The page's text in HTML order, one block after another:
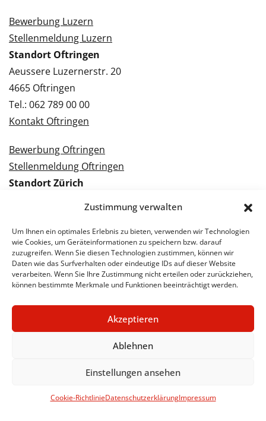
Zustimmung verwalten
Um Ihnen ein optimales Erlebnis zu bieten, verwenden wir Technologien
wie Cookies, um Geräteinformationen zu speichern bzw. darauf
zuzugreifen. Wenn Sie diesen Technologien zustimmen, können wir
Daten wie das Surfverhalten oder eindeutige IDs auf dieser Website
verarbeiten. Wenn Sie Ihre Zustimmung nicht erteilen oder zurückziehen,
können bestimmte Merkmale und Funktionen beeinträchtigt werden.
Akzeptieren
Ablehnen
Einstellungen ansehen
Cookie-RichtlinieDatenschutzerklärungImpressum
Bewerbung Luzern
Stellenmeldung Luzern
Standort Oftringen
Aeussere Luzernerstr. 20
4665 Oftringen
Tel.: 062 789 00 00
Kontakt Oftringen
Bewerbung Oftringen
Stellenmeldung Oftringen
Standort Zürich
Tel.: 043 288 38 88
Kontakt Zürich
Bewerbung Zürich
ImpressumDatenschutzerklärung